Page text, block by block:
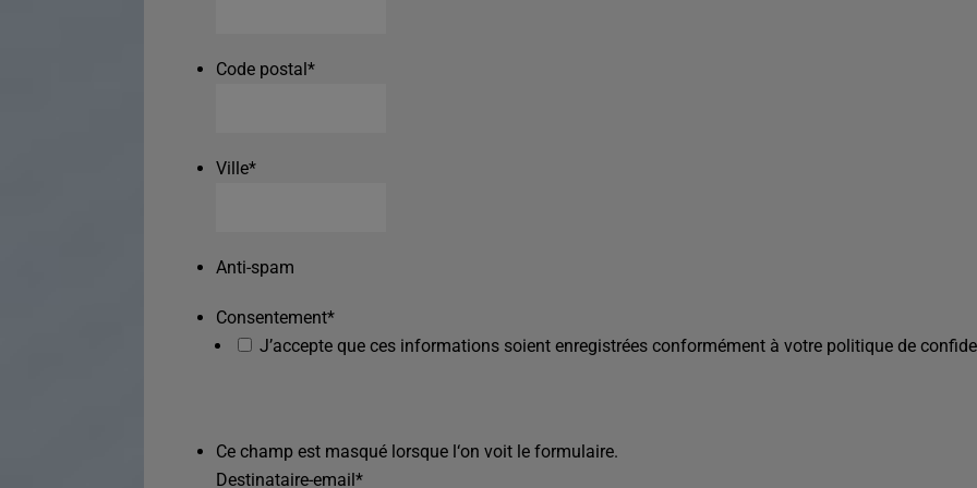
Code postal*
Ville*
Anti-spam
Consentement*
J’accepte que ces informations soient enregistrées conformément à votre politique de
Ce champ est masqué lorsque l‘on voit le formulaire.
Destinataire-email*